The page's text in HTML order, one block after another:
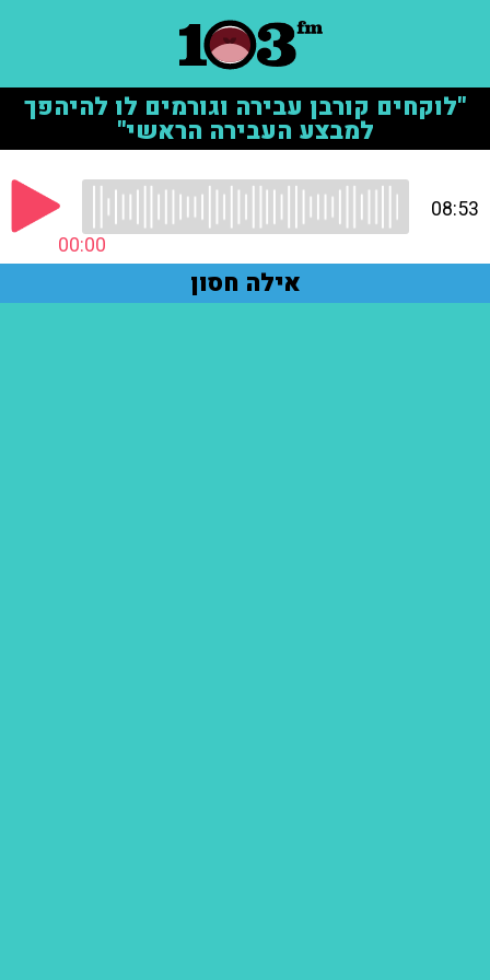
"לוקחים קורבן עבירה וגורמים לו להיהפך
למבצע העבירה הראשי"
00:00
08:53
אילה חסון